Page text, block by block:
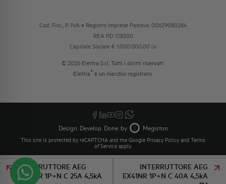
INTERRUTTORE AEG
EX41NR 1P+N C 25A 4,5kA
INTERRUTTORE AEG
EX41NR 1P+N C 40A 4,5kA
Cod. Fisc., P. IVA e Registro Imprese Padova: 00629080284
REA PD 128200
Capitale Sociale € 1.000.000,00 i.v.
© 2026 Elettra S.r.l. Tutti i diritti riservati.
Elettra ® è un marchio registrato.
Design. Develop. Done. by Megiston
This site is protected by reCAPTCHA and the Google Privacy Policy and Terms
of Service apply.